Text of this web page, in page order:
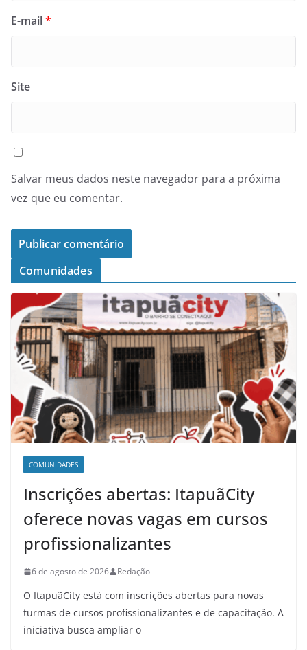
E-mail*
Site
Salvar meus dados neste navegador para a próxima
vez que eu comentar.
Comunidades
COMUNIDADES
Inscrições abertas: ItapuãCity
oferece novas vagas em cursos
profissionalizantes
6 de agosto de 2026 Redação
O ItapuãCity está com inscrições abertas para novas
turmas de cursos profissionalizantes e de capacitação. A
iniciativa busca ampliar o